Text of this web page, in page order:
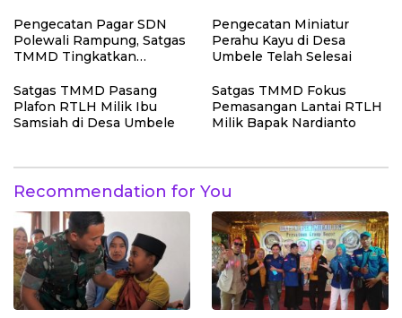
Teknik
Pengecatan Pagar SDN
Polewali Rampung, Satgas
TMMD Tingkatkan
Pengecatan Miniatur
Perahu Kayu di Desa
Umbele Telah Selesai
Satgas TMMD Pasang
Plafon RTLH Milik Ibu
Samsiah di Desa Umbele
Satgas TMMD Fokus
Pemasangan Lantai RTLH
Milik Bapak Nardianto
Recommendation for You